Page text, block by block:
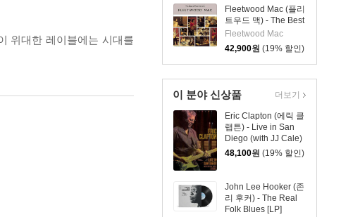
Fleetwood Mac (플리
트우드 맥) - The Best
Of Peter Green's
Fleetwood Mac [2LP]
Fleetwood Mac
42,900원 (19% 할인)
이 분야 신상품
Eric Clapton (에릭 클
랩튼) - Live in San
Diego (with JJ Cale)
[블루레이]
48,100원 (19% 할인)
John Lee Hooker (존
리 후커) - The Real
Folk Blues [LP]
더보기
위대한 레이블에는 시대를